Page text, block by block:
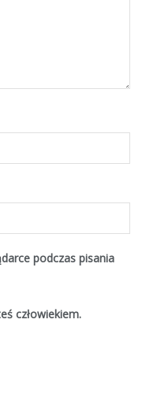
podczas pisania
człowiekiem.